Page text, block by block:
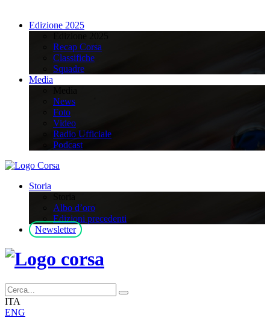
Edizione 2025
Recap Corsa
Classifiche
Squadre
Media
News
Foto
Video
Radio Ufficiale
Podcast
Storia
Albo d’oro
Edizioni precedenti
Newsletter
ITA
ENG